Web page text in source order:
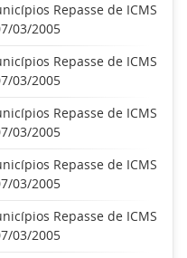
Repasse de ICMS
03/2005
Repasse de ICMS
03/2005
Repasse de ICMS
03/2005
Repasse de ICMS
03/2005
Repasse de ICMS
03/2005